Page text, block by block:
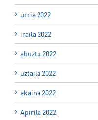
urria 2022
iraila 2022
abuztu 2022
uztaila 2022
ekaina 2022
Apirila 2022